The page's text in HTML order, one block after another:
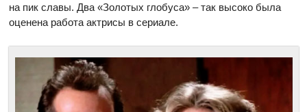
на пик славы. Два «Золотых глобуса» – так высоко была
оценена работа актрисы в сериале.